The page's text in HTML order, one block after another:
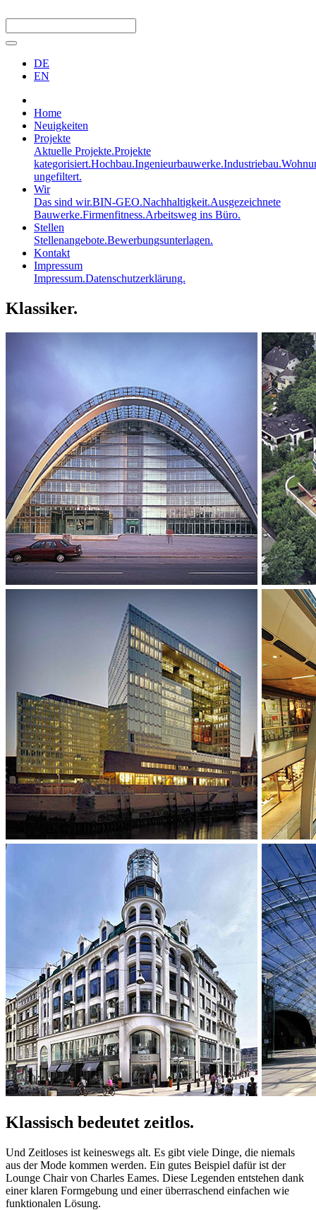
DE
EN
Home
Neuigkeiten
Projekte
Aktuelle Projekte.Projekte
kategorisiert.Hochbau.Ingenieurbauwerke.Industriebau.
ungefiltert.
Wir
Das sind wir.BIN-GEO.Nachhaltigkeit.Ausgezeichnete
Bauwerke.Firmenfitness.Arbeitsweg ins Büro.
Stellen
Stellenangebote.Bewerbungsunterlagen.
Kontakt
Impressum
Impressum.Datenschutzerklärung.
Klassiker.
Klassisch bedeutet zeitlos.
Und Zeitloses ist keineswegs alt. Es gibt viele Dinge, die niemals
aus der Mode kommen werden. Ein gutes Beispiel dafür ist der
Lounge Chair von Charles Eames. Diese Legenden entstehen dank
einer klaren Formgebung und einer überraschend einfachen wie
funktionalen Lösung.